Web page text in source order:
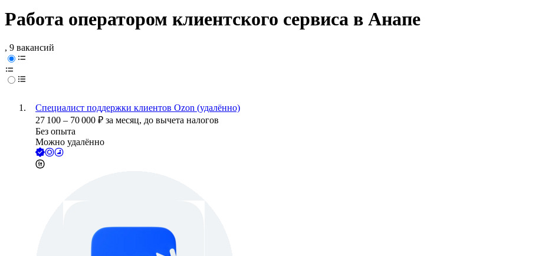
Работа оператором клиентского сервиса в Анапе
, 9 вакансий
Специалист поддержки клиентов Ozon (удалённо)
27 100 – 70 000 ₽ за месяц, до вычета налогов
Без опыта
Можно удалённо